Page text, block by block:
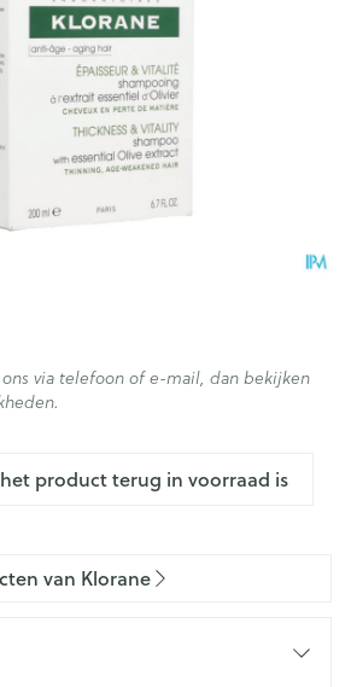
product terug in voorraad is
via telefoon of e-mail, dan bekijken
van Klorane